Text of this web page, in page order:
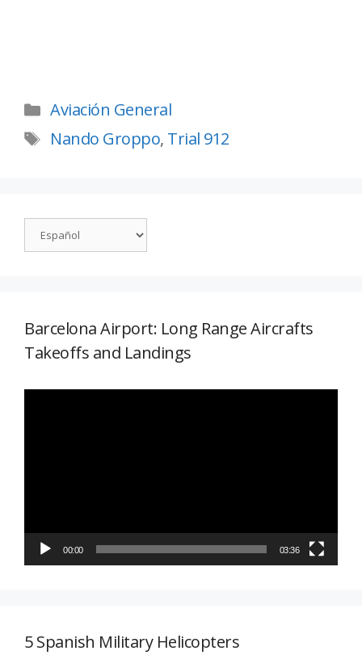
Aviación General
Nando Groppo, Trial 912
Barcelona Airport: Long Range Aircrafts
Takeoffs and Landings
00:00 03:36
5 Spanish Military Helicopters